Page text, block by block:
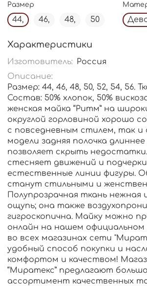
Размер
44, 46, 48, 50
Характеристики
Изготовитель: Россия
Описание:
Размер: 44, 46, 48, 50, 52, 54, 56.
Состав: 50% хлопок, 50%
женская майка “Ритм” на
округлой горловиной хорошо
с повседневным стилем, так и
модели задняя полочка
позволяет скрыть
стесняет движений и
естественные линии фигуры.
станут стильными и
Полупрозрачная ткань нежная
ощупь; она также
гигроскопична. Майку можно
онлайн на нашем
во всех магазинах сети
удобный способ покупки и
комфортом и качеством!
“Миратекс” предлагают
ассортимент качественных